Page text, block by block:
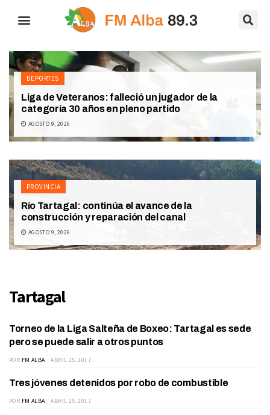
DEPORTES
Liga de Veteranos: falleció un jugador de la
categoría 30 años en pleno partido
AGOSTO 9, 2026
PROVINCIA
Río Tartagal: continúa el avance de la
construcción y reparación del canal
AGOSTO 9, 2026
Tartagal
Torneo de la Liga Salteña de Boxeo: Tartagal es sede
pero se puede salir a otros puntos
POR FM ALBA ABRIL 25, 2017
POLICIALES
Tres jóvenes detenidos por robo de combustible
POR FM ALBA ABRIL 25, 2017